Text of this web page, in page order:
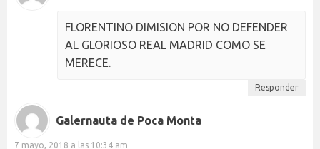
FLORENTINO DIMISION POR NO DEFENDER
AL GLORIOSO REAL MADRID COMO SE
MERECE.
Responder
Galernauta de Poca Monta
7 mayo, 2018 a las 10:34 am